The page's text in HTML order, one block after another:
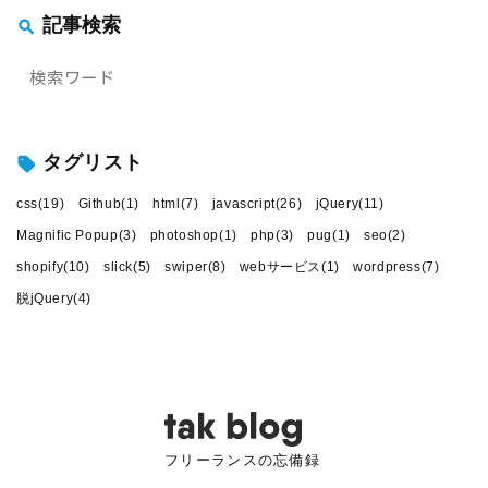
記事検索
タグリスト
css(19) Github(1) html(7) javascript(26) jQuery(11)
Magnific Popup(3) photoshop(1) php(3) pug(1) seo(2)
shopify(10) slick(5) swiper(8) webサービス(1) wordpress(7)
脱jQuery(4)
フリーランスの忘備録